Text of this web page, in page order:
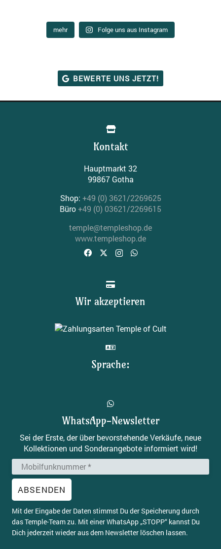
mehr Fol­ge uns aus Instagram
BEWER­TE UNS JETZT!
Kontakt
Haupt­markt 32
99867 Gotha
Shop: +49 (0) 3621/2269625
Büro+49 (0) 03621/2269615
temple@templeshop.de
www.templeshop.de
Wir akzeptieren
Sprache:
WhatsApp-Newsletter
Sei der Erste, der über bevorstehende Verkäufe, neue
Kollektionen und Sonderangebote informiert wird!
ABSENDEN
Mit der Ein­ga­be der Daten stimmst Du der Spei­che­rung durch
das Temp­le-Team zu. Mit einer Whats­App „STOPP“ kannst Du
Dich jeder­zeit wie­der aus dem News­let­ter löschen lassen.